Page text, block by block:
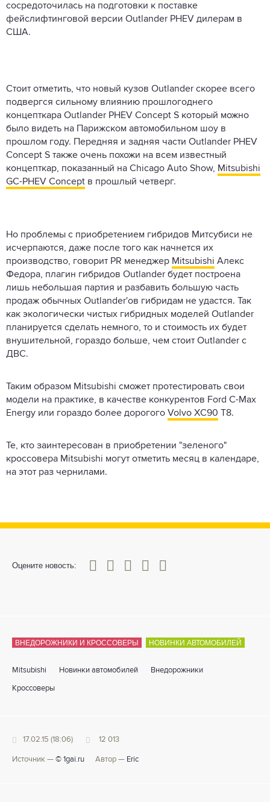
сосредоточилась на подготовки к поставке
фейслифтинговой версии Outlander PHEV дилерам в
США.
Стоит отметить, что новый кузов Outlander скорее всего
подвергся сильному влиянию прошлогоднего
концепткара Outlander PHEV Concept S который можно
было видеть на Парижском автомобильном шоу в
прошлом году. Передняя и задняя части Outlander PHEV
Concept S также очень похожи на всем известный
концепткар, показанный на Chicago Auto Show, Mitsubishi
GC-PHEV Concept в прошлый четверг.
Но проблемы с приобретением гибридов Митсубиси не
исчерпаются, даже после того как начнется их
производство, говорит PR менеджер Mitsubishi Алекс
Федора, плагин гибридов Outlander будет построена
лишь небольшая партия и разбавить большую часть
продаж обычных Outlander'ов гибридам не удастся. Так
как экологически чистых гибридных моделей Outlander
планируется сделать немного, то и стоимость их будет
внушительной, гораздо больше, чем стоит Outlander с
ДВС.
Таким образом Mitsubishi сможет протестировать свои
модели на практике, в качестве конкурентов Ford C-Max
Energy или гораздо более дорогого Volvo XC90 T8.
Те, кто заинтересован в приобретении "зеленого"
кроссовера Mitsubishi могут отметить месяц в календаре,
на этот раз чернилами.
Оцените новость:
0
1 3 4 5
ВНЕДОРОЖНИКИ И КРОССОВЕРЫ НОВИНКИ АВТОМОБИЛЕЙ
Mitsubishi Новинки автомобилей Внедорожники
Кроссоверы
17.02.15 (18:06) 12 013
Источник — © 1gai.ru Автор — Eric